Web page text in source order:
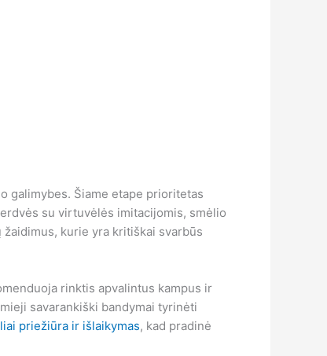
galimybes. Šiame etape prioritetas
su virtuvėlės imitacijomis, smėlio
kurie yra kritiškai svarbūs
rinktis apvalintus kampus ir
savarankiški bandymai tyrinėti
priežiūra ir išlaikymas, kad pradinė